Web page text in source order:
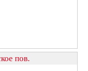
пов.